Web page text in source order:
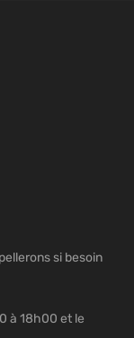
si besoin
à 18h00 et le